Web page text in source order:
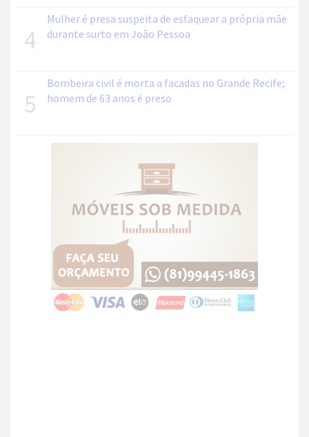
4
Mulher é presa suspeita de esfaquear a própria mãe
durante surto em João Pessoa
5
Bombeira civil é morta a facadas no Grande Recife;
homem de 63 anos é preso